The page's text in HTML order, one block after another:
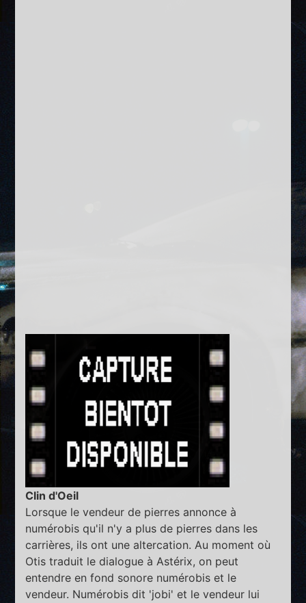
Clin d'Oeil
Lorsque le vendeur de pierres annonce à
numérobis qu'il n'y a plus de pierres dans les
carrières, ils ont une altercation. Au moment où
Otis traduit le dialogue à Astérix, on peut
entendre en fond sonore numérobis et le
vendeur. Numérobis dit 'jobi' et le vendeur lui